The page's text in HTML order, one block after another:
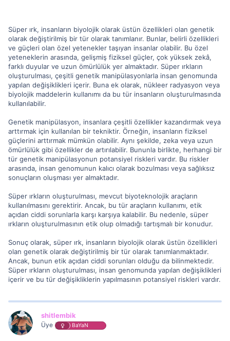
Süper ırk, insanların biyolojik olarak üstün özellikleri olan genetik
olarak değiştirilmiş bir tür olarak tanımlanır. Bunlar, belirli özellikleri
ve güçleri olan özel yetenekler taşıyan insanlar olabilir. Bu özel
yeteneklerin arasında, gelişmiş fiziksel güçler, çok yüksek zekâ,
farklı duyular ve uzun ömürlülük yer almaktadır. Süper ırkların
oluşturulması, çeşitli genetik manipülasyonlarla insan genomunda
yapılan değişiklikleri içerir. Buna ek olarak, nükleer radyasyon veya
biyolojik maddelerin kullanımı da bu tür insanların oluşturulmasında
kullanılabilir.
Genetik manipülasyon, insanlara çeşitli özellikler kazandırmak veya
arttırmak için kullanılan bir tekniktir. Örneğin, insanların fiziksel
güçlerini arttırmak mümkün olabilir. Aynı şekilde, zeka veya uzun
ömürlülük gibi özellikler de artırılabilir. Bununla birlikte, herhangi bir
tür genetik manipülasyonun potansiyel riskleri vardır. Bu riskler
arasında, insan genomunun kalıcı olarak bozulması veya sağlıksız
sonuçların oluşması yer almaktadır.
Süper ırkların oluşturulması, mevcut biyoteknolojik araçların
kullanılmasını gerektirir. Ancak, bu tür araçların kullanımı, etik
açıdan ciddi sorunlarla karşı karşıya kalabilir. Bu nedenle, süper
ırkların oluşturulmasının etik olup olmadığı tartışmalı bir konudur.
Sonuç olarak, süper ırk, insanların biyolojik olarak üstün özellikleri
olan genetik olarak değiştirilmiş bir tür olarak tanımlanmaktadır.
Ancak, bunun etik açıdan ciddi sorunları olduğu da bilinmektedir.
Süper ırkların oluşturulması, insan genomunda yapılan değişiklikleri
içerir ve bu tür değişikliklerin yapılmasının potansiyel riskleri vardır.
shitlembik
Üye BaYaN